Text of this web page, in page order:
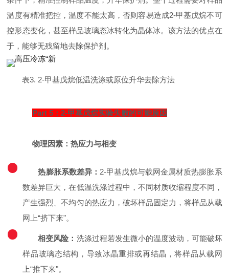
温度有精准把控，温度不能太高，否则容易造成2-甲基戊烷不可
控形态变化，甚至样品玻璃态冰转化为晶体冰。该方法的优点在
于，能够无残留地去除保护剂。
表3. 2-甲基戊烷低温洗涤或原位升华去除方法
Part 5：2-甲基戊烷实验失败的可能原因
物理因素：热应力与相变
热膨胀系数差异： 2-甲基戊烷与载网金属材质热膨胀系
数差异巨大，在低温洗涤过程中，不同材质收缩程度不同，
产生强烈、不均匀的热应力，破坏样品固定力，将样品从载
网上“挤下来"。
相变风险： 洗涤过程若发生微小的温度波动，可能破坏
样品玻璃态结构，导致冰晶重排或再结晶，将样品从载网
上“推下来"。